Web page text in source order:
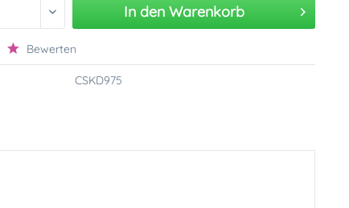
In den Warenkorb
Bewerten
CSKD975